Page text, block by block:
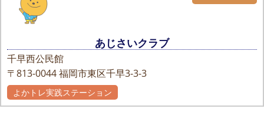
あじさいクラブ
千早西公民館
〒813-0044福岡市東区千早3-3-3
よかトレ実践ステーション